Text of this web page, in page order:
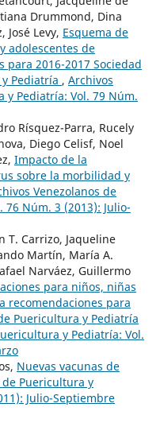
Drummond, Dina
José Levy, Esquema de
adolescentes de
para 2016-2017 Sociedad
Pediatría , Archivos
y Pediatría: Vol. 79 Núm.
Rísquez-Parra, Rucely
Diego Celisf, Noel
Impacto de la
sobre la morbilidad y
Venezolanos de
Núm. 3 (2013): Julio-
T. Carrizo, Jaqueline
Martín, María A.
Narváez, Guillermo
para niños, niñas
recomendaciones para
Puericultura y Pediatría
y Pediatría: Vol.
Nuevas vacunas de
de Puericultura y
Julio-Septiembre